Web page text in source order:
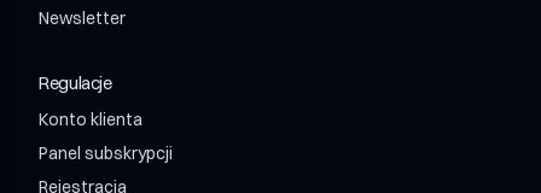
Shroom Power Napój Wellness z Adaptogenami 750ml
Shroom x BROS Matcha Latte
Shroom Power 12 / miesiąc
Shroom Mix 12 + 12 / miesiąc
Shroom Mix 24 + 24 / miesiąc
Newsletter
Regulacje
Konto klienta
Panel subskrypcji
Rejestracja